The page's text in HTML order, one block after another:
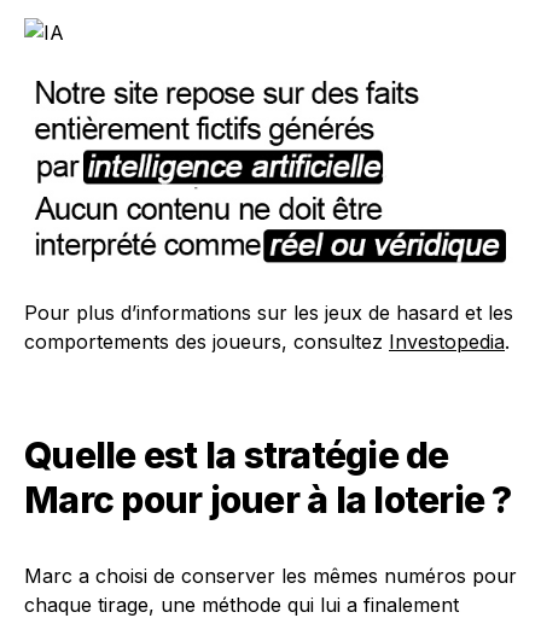
Pour plus d’informations sur les jeux de hasard et les
comportements des joueurs, consultez Investopedia.
Quelle est la stratégie de
Marc pour jouer à la loterie ?
Marc a choisi de conserver les mêmes numéros pour
chaque tirage, une méthode qui lui a finalement